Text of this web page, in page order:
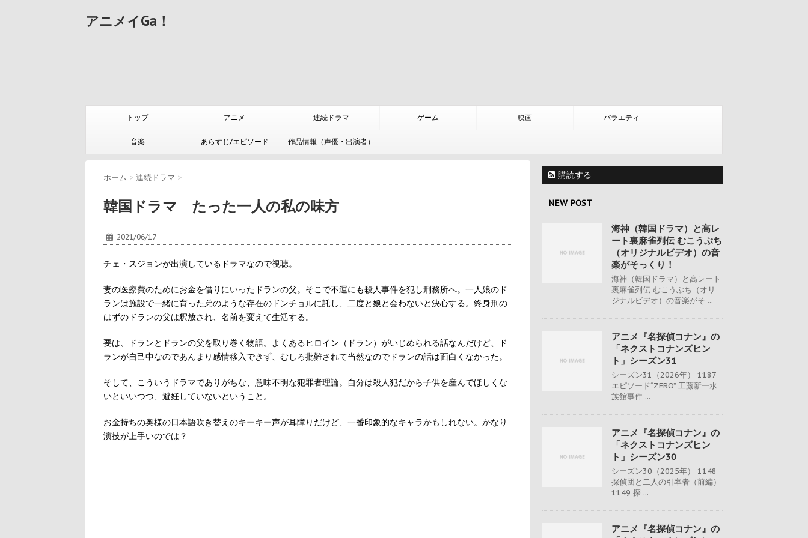
アニメイGa！
トップ アニメ 連続ドラマ ゲーム 映画 バラエティ
音楽 あらすじ/エピソード 作品情報（声優・出演者）
ホーム > 連続ドラマ >
韓国ドラマ たった一人の私の味方
2021/06/17
チェ・スジョンが出演しているドラマなので視聴。
妻の医療費のためにお金を借りにいったドランの父。そこで不運にも殺人事件を犯し刑務所へ。一人娘のド
ランは施設で一緒に育った弟のような存在のドンチョルに託し、二度と娘と会わないと決心する。終身刑の
はずのドランの父は釈放され、名前を変えて生活する。
要は、ドランとドランの父を取り巻く物語。よくあるヒロイン（ドラン）がいじめられる話なんだけど、ド
ランが自己中なのであんまり感情移入できず、むしろ批難されて当然なのでドランの話は面白くなかった。
そして、こういうドラマでありがちな、意味不明な犯罪者理論。自分は殺人犯だから子供を産んでほしくな
いといいつつ、避妊していないということ。
お金持ちの奥様の日本語吹き替えのキーキー声が耳障りだけど、一番印象的なキャラかもしれない。かなり
演技が上手いのでは？
購読する
NEW POST
海神（韓国ドラマ）と高レ
ート裏麻雀列伝 むこうぶち
（オリジナルビデオ）の音
楽がそっくり！
海神（韓国ドラマ）と高レート
裏麻雀列伝 むこうぶち（オリ
ジナルビデオ）の音楽がそ ...
アニメ『名探偵コナン』の
「ネクストコナンズヒン
ト」シーズン31
シーズン31（2026年） 1187
エピソード“ZERO” 工藤新一水
族館事件 ...
アニメ『名探偵コナン』の
「ネクストコナンズヒン
ト」シーズン30
シーズン30（2025年） 1148
探偵団と二人の引率者（前編）
1149 探 ...
アニメ『名探偵コナン』の